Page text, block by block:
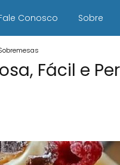
Conosco Sobre
Fácil e